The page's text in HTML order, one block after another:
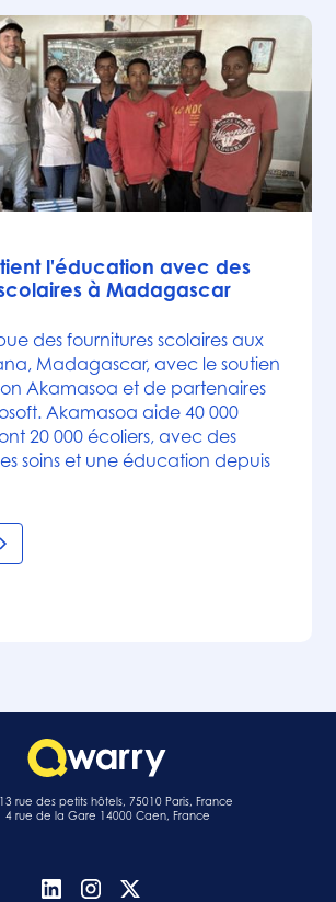
l'éducation avec des
à Madagascar
des fournitures scolaires aux
Madagascar, avec le soutien
Akamasoa et de partenaires
Akamasoa aide 40 000
20 000 écoliers, avec des
soins et une éducation depuis
rue des petits hôtels, 75010 Paris, France
rue de la Gare 14000 Caen, France